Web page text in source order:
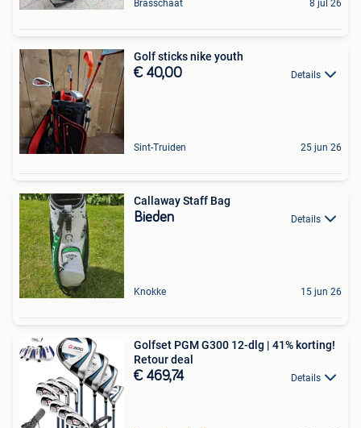
Brasschaat 8 jul 26
Golf sticks nike youth
€ 40,00 Details
Sint-Truiden 25 jun 26
Callaway Staff Bag
Bieden Details
Knokke 15 jun 26
Golfset PGM G300 12-dlg | 41% korting!
Retour deal
€ 469,74 Details